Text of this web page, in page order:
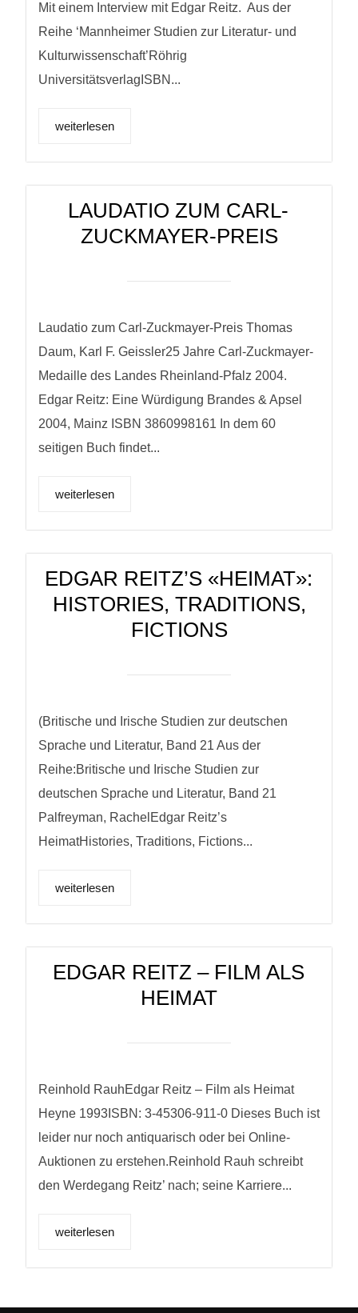
Mit einem Interview mit Edgar Reitz. Aus der
Reihe ‘Mannheimer Studien zur Literatur- und
Kulturwissenschaft’Röhrig
UniversitätsverlagISBN...
weiterlesen
LAUDATIO ZUM CARL-
ZUCKMAYER-PREIS
Laudatio zum Carl-Zuckmayer-Preis Thomas
Daum, Karl F. Geissler25 Jahre Carl-Zuckmayer-
Medaille des Landes Rheinland-Pfalz 2004.
Edgar Reitz: Eine Würdigung Brandes & Apsel
2004, Mainz ISBN 3860998161 In dem 60
seitigen Buch findet...
weiterlesen
EDGAR REITZ’S «HEIMAT»:
HISTORIES, TRADITIONS,
FICTIONS
(Britische und Irische Studien zur deutschen
Sprache und Literatur, Band 21 Aus der
Reihe:Britische und Irische Studien zur
deutschen Sprache und Literatur, Band 21
Palfreyman, RachelEdgar Reitz’s
HeimatHistories, Traditions, Fictions...
weiterlesen
EDGAR REITZ – FILM ALS
HEIMAT
Reinhold RauhEdgar Reitz – Film als Heimat
Heyne 1993ISBN: 3-45306-911-0 Dieses Buch ist
leider nur noch antiquarisch oder bei Online-
Auktionen zu erstehen.Reinhold Rauh schreibt
den Werdegang Reitz’ nach; seine Karriere...
weiterlesen